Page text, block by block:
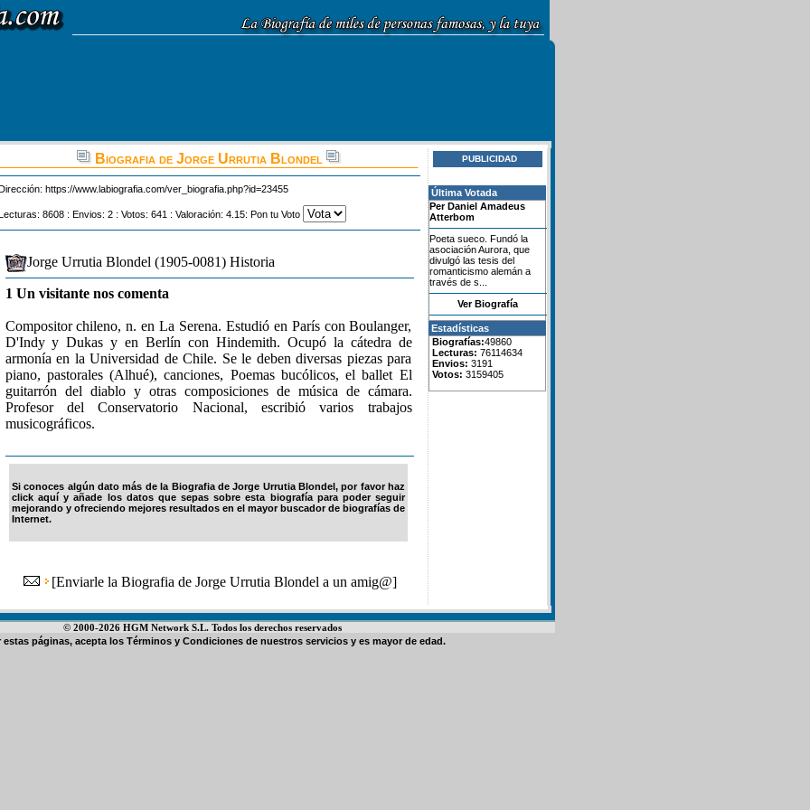
Biografia de Jorge Urrutia Blondel
https://www.labiografia.com/ver_biografia.php?id=23455
8608 : Envios: 2 : Votos: 641 : Valoración: 4.15: Pon tu Voto
Jorge Urrutia Blondel (1905-0081) Historia
1 Un visitante nos comenta
Compositor chileno, n. en La Serena. Estudió en París con Boulanger,
D'Indy y Dukas y en Berlín con Hindemith. Ocupó la cátedra de
armonía en la Universidad de Chile. Se le deben diversas piezas para
piano, pastorales (Alhué), canciones, Poemas bucólicos, el ballet El
guitarrón del diablo y otras composiciones de música de cámara.
Profesor del Conservatorio Nacional, escribió varios trabajos
musicográficos.
Si conoces algún dato más de la Biografia de Jorge Urrutia Blondel, por favor haz
click aquí y añade los datos que sepas sobre esta biografía para poder seguir
mejorando y ofreciendo mejores resultados en el mayor buscador de biografías de
Internet.
[Enviarle la Biografia de Jorge Urrutia Blondel a un amig@]
PUBLICIDAD
Última Votada
Per Daniel Amadeus
Atterbom
Poeta sueco. Fundó la
asociación Aurora, que
divulgó las tesis del
romanticismo alemán a
través de s...
Ver Biografía
Estadísticas
Biografías:49860
Lecturas: 76114634
Envios: 3191
Votos: 3159405
© 2000-2026 HGM Network S.L. Todos los derechos reservados
estas páginas, acepta los Términos y Condiciones de nuestros servicios y es mayor de edad.